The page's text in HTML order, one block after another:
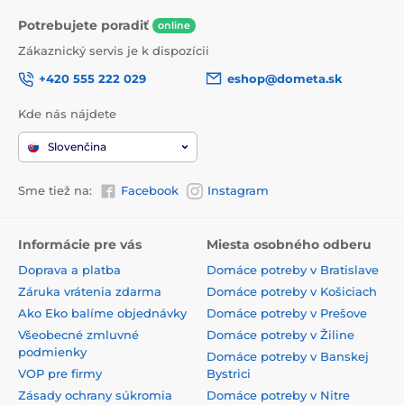
Potrebujete poradiť online
Zákaznický servis je k dispozícii
+420 555 222 029
eshop@dometa.sk
Kde nás nájdete
Slovenčina
Sme tiež na: Facebook Instagram
Informácie pre vás
Doprava a platba
Záruka vrátenia zdarma
Ako Eko balíme objednávky
Všeobecné zmluvné
podmienky
VOP pre firmy
Zásady ochrany súkromia
Miesta osobného odberu
Domáce potreby v Bratislave
Domáce potreby v Košiciach
Domáce potreby v Prešove
Domáce potreby v Žiline
Domáce potreby v Banskej
Bystrici
Domáce potreby v Nitre